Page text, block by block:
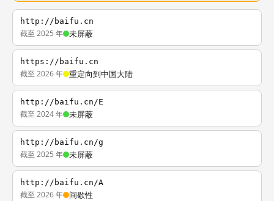
http://baifu.cn
截至 2025 年 未屏蔽
https://baifu.cn
截至 2026 年 重定向到中国大陆
http://baifu.cn/E
截至 2024 年 未屏蔽
http://baifu.cn/g
截至 2025 年 未屏蔽
http://baifu.cn/A
截至 2026 年 间歇性